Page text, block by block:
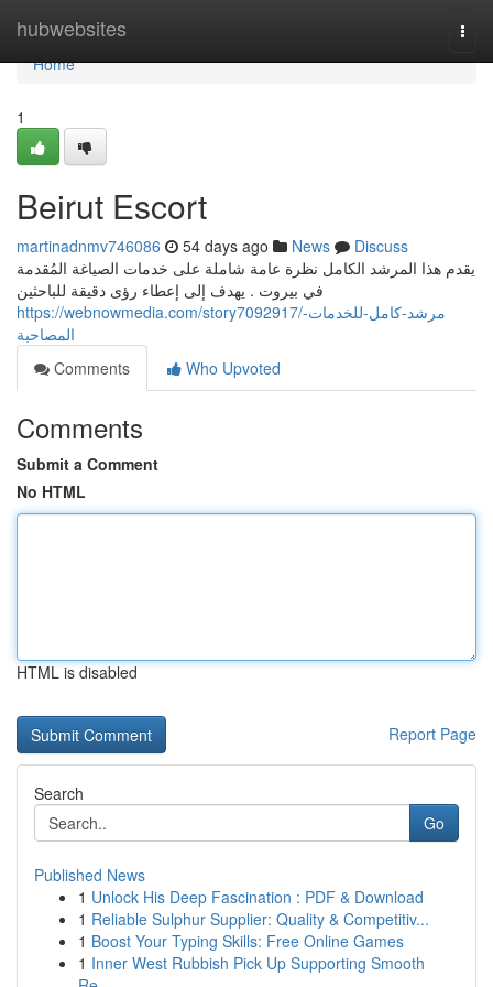
hubwebsites
Home
Home
1
Beirut Escort
martinadnmv746086 54 days ago News
Discuss
يقدم هذا المرشد الكامل نظرة عامة شاملة على خدمات الصياغة المُقدمة
في بيروت . يهدف إلى إعطاء رؤى دقيقة للباحثين
https://webnowmedia.com/story7092917/مرشد-كامل-للخدمات-
المصاحبة
Comments
Who Upvoted
Comments
Submit a Comment
No HTML
HTML is disabled
Report Page
Search
Go
Published News
1 Unlock His Deep Fascination : PDF & Download
1 Reliable Sulphur Supplier: Quality & Competitiv...
1 Boost Your Typing Skills: Free Online Games
1 Inner West Rubbish Pick Up Supporting Smooth